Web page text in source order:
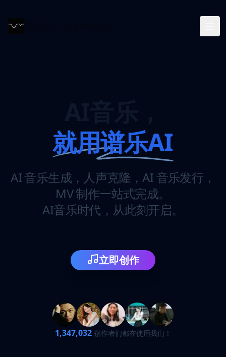
就用谱乐AI
AI 音乐生成，人声克隆，AI 音乐发行，
MV 制作一站式完成。
AI音乐时代，从此刻开启。
立即创作
1,347,032 创作者们都在使用我们！